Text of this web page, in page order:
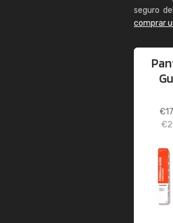
seguro
comprar
€
€